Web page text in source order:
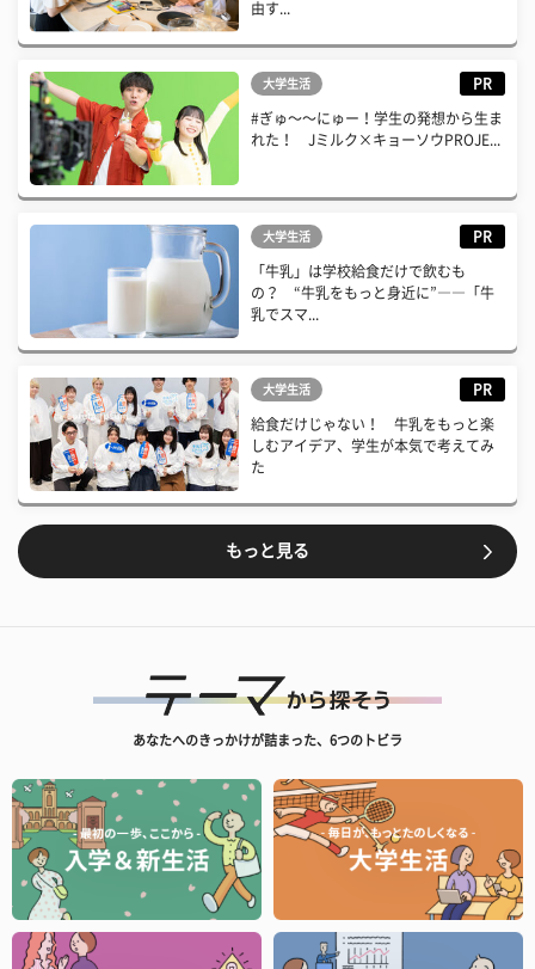
由す...
大学生活 PR
#ぎゅ〜〜にゅー！学生の発想から生ま
れた！ Jミルク×キョーソウPROJE...
大学生活 PR
「牛乳」は学校給食だけで飲むも
の？ “牛乳をもっと身近に”――「牛
乳でスマ...
大学生活 PR
給食だけじゃない！ 牛乳をもっと楽
しむアイデア、学生が本気で考えてみ
た
もっと見る
あなたへのきっかけが詰まった、6つのトビラ